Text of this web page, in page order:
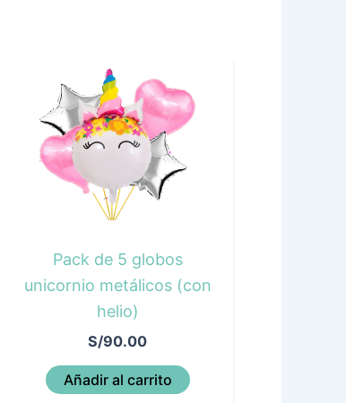
Pack de 5 globos
unicornio metálicos (con
helio)
S/90.00
Añadir al carrito